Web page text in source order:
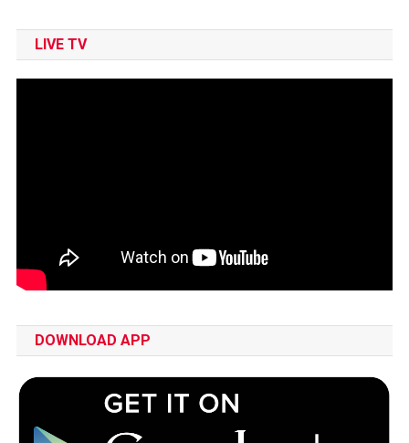
LIVE TV
DOWNLOAD APP